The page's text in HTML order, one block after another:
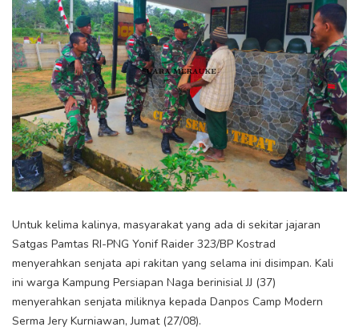
Untuk kelima kalinya, masyarakat yang ada di sekitar jajaran
Satgas Pamtas RI-PNG Yonif Raider 323/BP Kostrad
menyerahkan senjata api rakitan yang selama ini disimpan. Kali
ini warga Kampung Persiapan Naga berinisial JJ (37)
menyerahkan senjata miliknya kepada Danpos Camp Modern
Serma Jery Kurniawan, Jumat (27/08).